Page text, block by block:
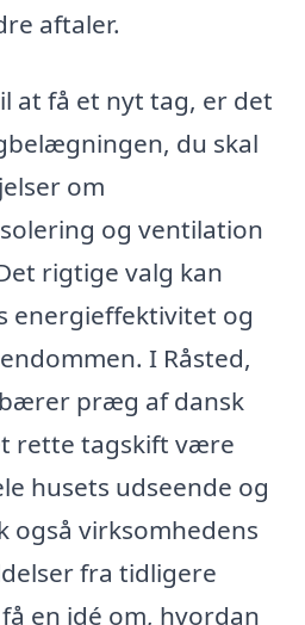
aftaler.
at få et nyt tag, er det
du skal
om
og ventilation
rigtige valg kan
energieffektivitet og
I Råsted,
præg af dansk
rette tagskift være
husets udseende og
også virksomhedens
fra tidligere
en idé om, hvordan